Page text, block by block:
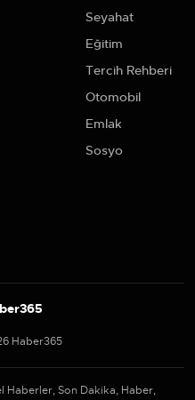
Seyahat
Eğitim
Tercih Rehberi
Otomobil
Emlak
Sosyo
Haber365
Haberler, Son Dakika, Haber,